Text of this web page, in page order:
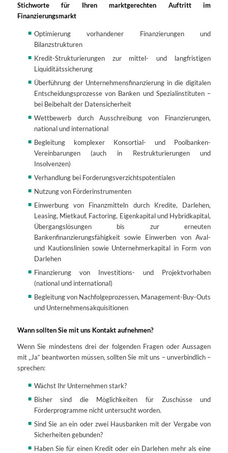
Stichworte für Ihren marktgerechten Auftritt im
Finanzierungsmarkt
Optimierung vorhandener Finanzierungen und
Bilanzstrukturen
Kredit-Strukturierungen zur mittel- und langfristigen
Liquiditätssicherung
Überführung der Unternehmensfinanzierung in die digitalen
Entscheidungsprozesse von Banken und Spezialinstituten –
bei Beibehalt der Datensicherheit
Wettbewerb durch Ausschreibung von Finanzierungen,
national und international
Begleitung komplexer Konsortial- und Poolbanken-
Vereinbarungen (auch in Restrukturierungen und
Insolvenzen)
Verhandlung bei Forderungsverzichtspotentialen
Nutzung von Förderinstrumenten
Einwerbung von Finanzmitteln durch Kredite, Darlehen,
Leasing, Mietkauf, Factoring, Eigenkapital und Hybridkapital,
Übergangslösungen bis zur erneuten
Bankenfinanzierungsfähigkeit sowie Einwerben von Aval-
und Kautionslinien sowie Unternehmerkapital in Form von
Darlehen
Finanzierung von Investitions- und Projektvorhaben
(national und international)
Begleitung von Nachfolgeprozessen, Management-Buy-Outs
und Unternehmensakquisitionen
Wann sollten Sie mit uns Kontakt aufnehmen?
Wenn Sie mindestens drei der folgenden Fragen oder Aussagen
mit „Ja“ beantworten müssen, sollten Sie mit uns – unverbindlich –
sprechen:
Wächst Ihr Unternehmen stark?
Bisher sind die Möglichkeiten für Zuschüsse und
Förderprogramme nicht untersucht worden.
Sind Sie an ein oder zwei Hausbanken mit der Vergabe von
Sicherheiten gebunden?
Haben Sie für einen Kredit oder ein Darlehen mehr als eine